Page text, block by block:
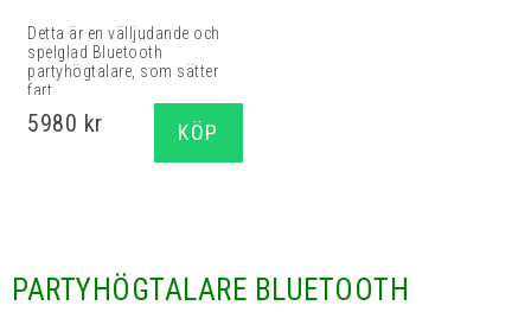
Detta är en välljudande och
spelglad Bluetooth
partyhögtalare, som sätter
fart...
5980 kr KÖP
PARTYHÖGTALARE BLUETOOTH